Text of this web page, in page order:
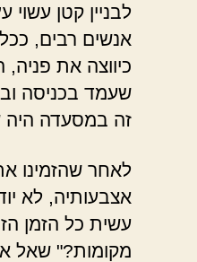
לבניין קטן
אנשים רבים,
כיווצה את
שעמד בכניסה
זה במסעדה היה
לאחר שהזמינו
אצבעותיה, לא
עשית כל הזמן
מקומות?" שאל